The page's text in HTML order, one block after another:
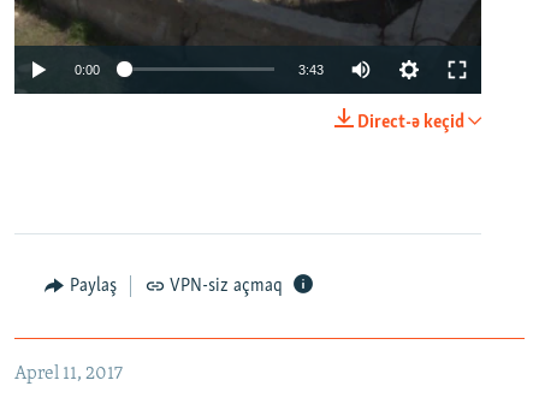
0:00 3:43
Direct-ə keçid
Paylaş VPN-siz açmaq
Aprel 11, 2017